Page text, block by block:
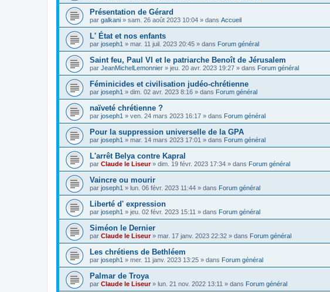
Présentation de Gérard
par galkani » sam. 26 août 2023 10:04 » dans Accueil
L' État et nos enfants
par joseph1 » mar. 11 juil. 2023 20:45 » dans Forum général
Saint feu, Paul VI et le patriarche Benoît de Jérusalem
par JeanMichelLemonnier » jeu. 20 avr. 2023 19:27 » dans Forum général
Féminicides et civilisation judéo-chrétienne
par joseph1 » dim. 02 avr. 2023 8:16 » dans Forum général
naïveté chrétienne ?
par joseph1 » ven. 24 mars 2023 16:17 » dans Forum général
Pour la suppression universelle de la GPA
par joseph1 » mar. 14 mars 2023 17:01 » dans Forum général
L'arrêt Belya contre Kapral
par Claude le Liseur» dim. 19 févr. 2023 17:34 » dans Forum général
Vaincre ou mourir
par joseph1 » lun. 06 févr. 2023 11:44 » dans Forum général
Liberté d' expression
par joseph1 » jeu. 02 févr. 2023 15:11 » dans Forum général
Siméon le Dernier
par Claude le Liseur» mar. 17 janv. 2023 22:32 » dans Forum général
Les chrétiens de Bethléem
par joseph1 » mer. 11 janv. 2023 13:25 » dans Forum général
Palmar de Troya
par Claude le Liseur» lun. 21 nov. 2022 13:11 » dans Forum général